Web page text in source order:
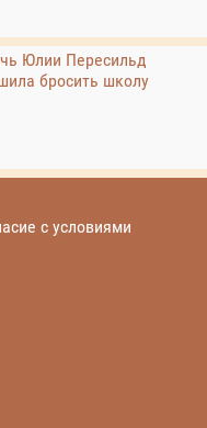
Юлии Пересильд
бросить школу
с условиями